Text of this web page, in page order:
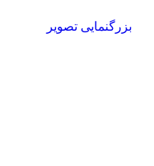
بزرگنمایی تصویر